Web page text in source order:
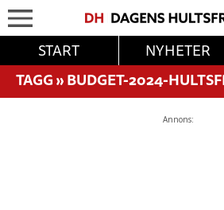
START NYHETER
TAGG»BUDGET-2024-
Annons: